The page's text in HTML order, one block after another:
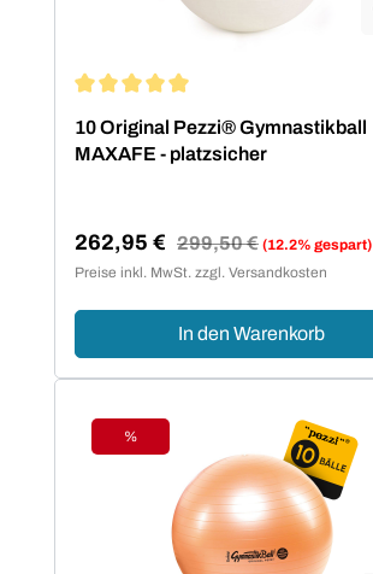
10 Original Pezzi® Gymnastikball
MAXAFE - platzsicher
Verkaufspreis:
262,95 € Regulärer Preis:
299,50 € (12.2% gespart)
Preise inkl. MwSt. zzgl. Versandkosten
In den Warenkorb
Rabatt
%